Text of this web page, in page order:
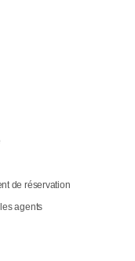
de réservation
agents